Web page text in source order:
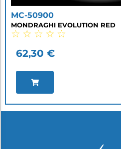
MC-50900
MONDRAGHI EVOLUTION RED
☆ ☆ ☆ ☆ ☆
62,30 €